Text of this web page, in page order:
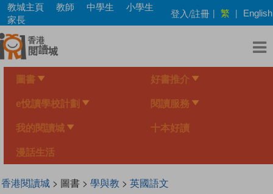
Skip
main
content
教城主頁 教師 中學生
小學生
家長
登入/註冊 | 繁 | English
圖書 好書推介
e悅讀學校計劃 閱讀服務
我的閱讀城 十本好讀
漫話生活
香港閱讀城> 圖書 > 學與教 > 英國語文